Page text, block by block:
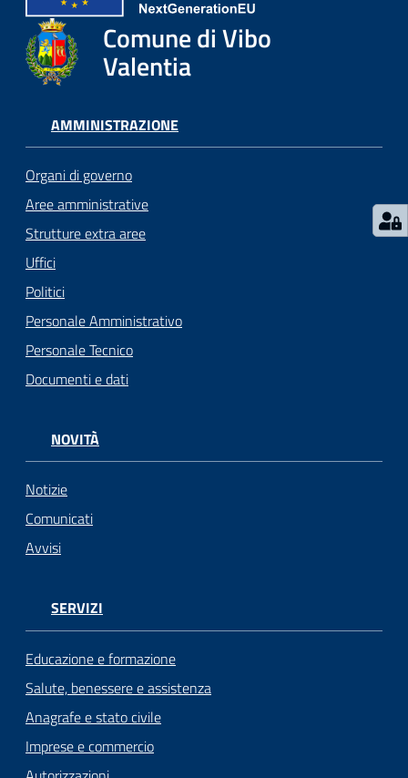
argomenti... Comune di Vibo
Valentia
AMMINISTRAZIONE
Organi di governo
Aree amministrative
Strutture extra aree
Uffici
Politici
Personale Amministrativo
Personale Tecnico
Documenti e dati
NOVITÀ
Notizie
Comunicati
Avvisi
SERVIZI
Educazione e formazione
Salute, benessere e assistenza
Anagrafe e stato civile
Imprese e commercio